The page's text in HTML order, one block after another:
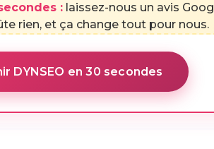
:laissez-nous un avis
rien, et ça change tout pour nous.
DYNSEO en 30 secondes